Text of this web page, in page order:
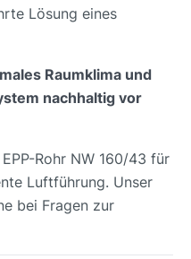
Lösung eines
Raumklima und
nachhaltig vor
Rohr NW 160/43 für
Luftführung. Unser
bei Fragen zur